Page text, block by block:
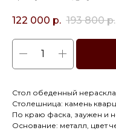
122 000 р. 193 800 р.
Стол обеденный
Столешница: камень
По краю фаска, заужен и
Основание: металл, цвет